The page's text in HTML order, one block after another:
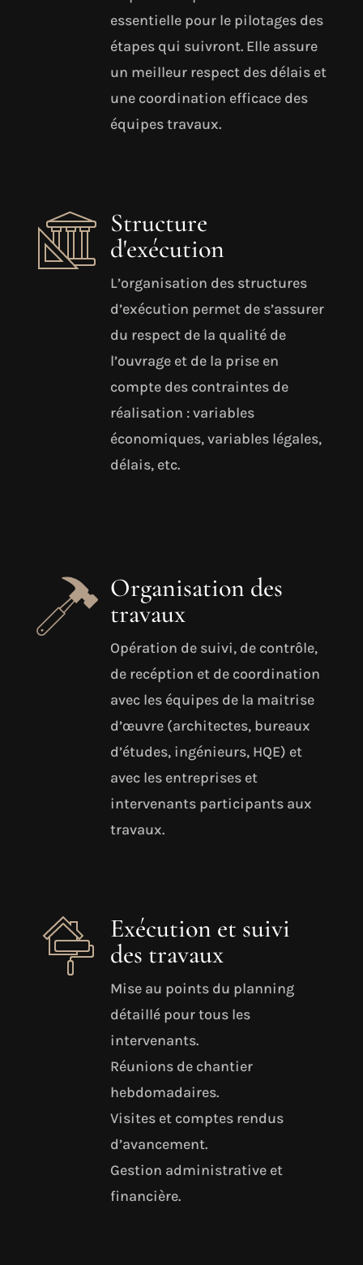
essentielle pour le pilotages des
étapes qui suivront. Elle assure
un meilleur respect des délais et
une coordination efficace des
équipes travaux.
Structure
d'exécution
L’organisation des structures
d’exécution permet de s’assurer
du respect de la qualité de
l’ouvrage et de la prise en
compte des contraintes de
réalisation : variables
économiques, variables légales,
délais, etc.
Organisation des
travaux
Opération de suivi, de contrôle,
de recéption et de coordination
avec les équipes de la maitrise
d’œuvre (architectes, bureaux
d’études, ingénieurs, HQE) et
avec les entreprises et
intervenants participants aux
travaux.
Exécution et suivi
des travaux
Mise au points du planning
détaillé pour tous les
intervenants.
Réunions de chantier
hebdomadaires.
Visites et comptes rendus
d’avancement.
Gestion administrative et
financière.